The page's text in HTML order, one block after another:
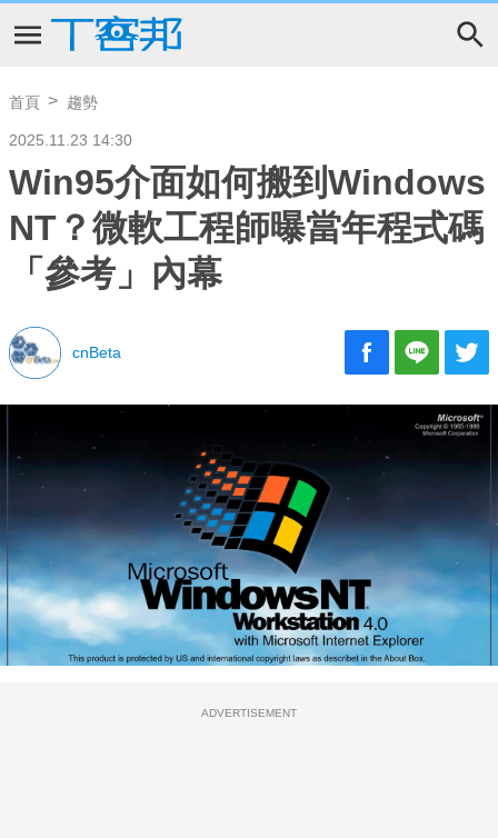
首頁 趨勢
2025.11.23 14:30
Win95介面如何搬到Windows
NT？微軟工程師曝當年程式碼
「參考」內幕
cnBeta
ADVERTISEMENT